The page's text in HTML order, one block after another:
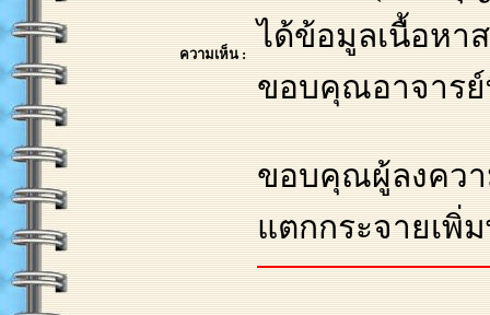
ความเห็น :
ได้ข้อมูลเนื้อหา
ขอบคุณอาจาร
ขอบคุณผู้ลงคว
แตกกระจายเพิ่